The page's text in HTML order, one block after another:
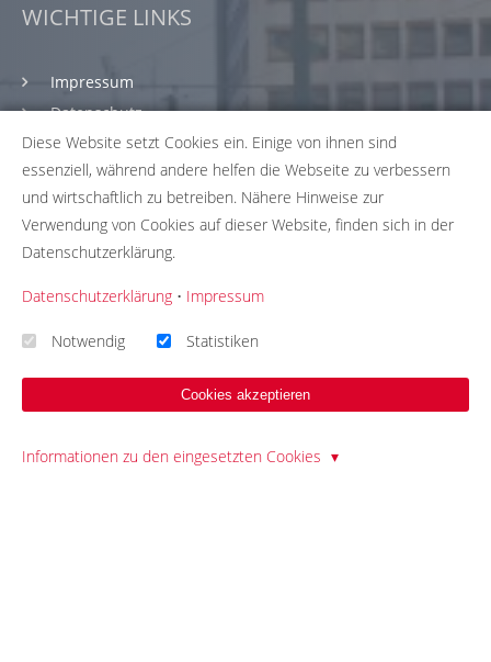
WICHTIGE LINKS
Impressum
Datenschutz
Nutzungsbedingungen
Fragen & Antworten
Was ist die Briefwahl?
Spenden & Sponsoring
28.05.26
Diese Website setzt Cookies ein. Einige von ihnen sind
essenziell, während andere helfen die Webseite zu verbessern
und wirtschaftlich zu betreiben. Nähere Hinweise zur
Verwendung von Cookies auf dieser Website, finden sich in der
Datenschutzerklärung.
Datenschutzerklärung • Impressum
Notwendig Statistiken
Cookies akzeptieren
Informationen zu den eingesetzten Cookies